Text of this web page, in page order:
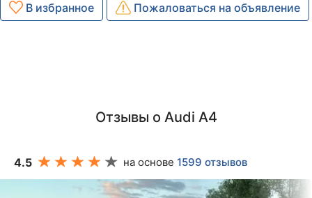
В избранное Пожаловаться на объявление
Отзывы о Audi A4
4.5 на основе 1599 отзывов